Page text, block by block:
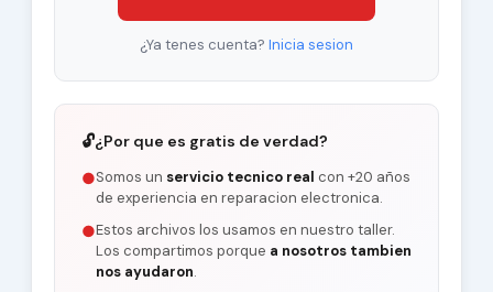
¿Ya tenes cuenta? Inicia sesion
🔓¿Por que es gratis de verdad?
●Somos un servicio tecnico real con +20 años
de experiencia en reparacion electronica.
●Estos archivos los usamos en nuestro taller.
Los compartimos porque a nosotros tambien
nos ayudaron.